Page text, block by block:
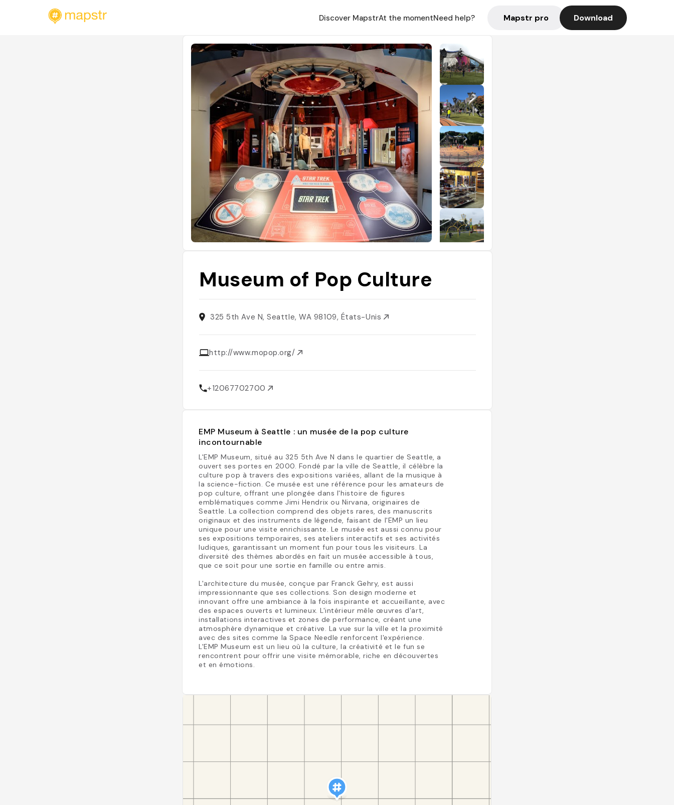
Discover MapstrAt the momentNeed help? Mapstr pro Download
Museum of Pop Culture
325 5th Ave N, Seattle, WA 98109, États-Unis
http://www.mopop.org/
+12067702700
EMP Museum à Seattle : un musée de la pop culture
incontournable
L'EMP Museum, situé au 325 5th Ave N dans le quartier de Seattle, a
ouvert ses portes en 2000. Fondé par la ville de Seattle, il célèbre la
culture pop à travers des expositions variées, allant de la musique à
la science-fiction. Ce musée est une référence pour les amateurs de
pop culture, offrant une plongée dans l'histoire de figures
emblématiques comme Jimi Hendrix ou Nirvana, originaires de
Seattle. La collection comprend des objets rares, des manuscrits
originaux et des instruments de légende, faisant de l'EMP un lieu
unique pour une visite enrichissante. Le musée est aussi connu pour
ses expositions temporaires, ses ateliers interactifs et ses activités
ludiques, garantissant un moment fun pour tous les visiteurs. La
diversité des thèmes abordés en fait un musée accessible à tous,
que ce soit pour une sortie en famille ou entre amis.
L'architecture du musée, conçue par Franck Gehry, est aussi
impressionnante que ses collections. Son design moderne et
innovant offre une ambiance à la fois inspirante et accueillante, avec
des espaces ouverts et lumineux. L'intérieur mêle œuvres d'art,
installations interactives et zones de performance, créant une
atmosphère dynamique et créative. La vue sur la ville et la proximité
avec des sites comme la Space Needle renforcent l'expérience.
L'EMP Museum est un lieu où la culture, la créativité et le fun se
rencontrent pour offrir une visite mémorable, riche en découvertes
et en émotions.